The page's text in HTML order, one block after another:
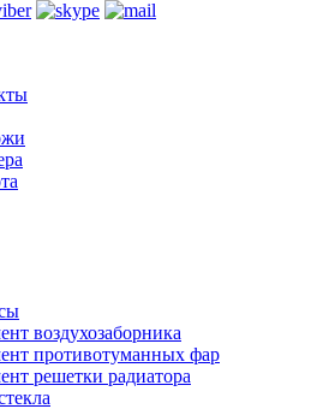
воздухозаборника
противотуманных фар
решетки радиатора